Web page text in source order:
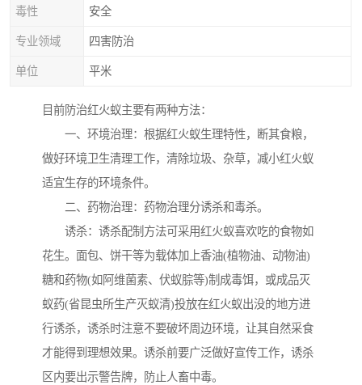
毒性 安全
专业领域 四害防治
单位 平米
目前防治红火蚁主要有两种方法：
一、环境治理：根据红火蚁生理特性，断其食粮，
做好环境卫生清理工作，清除垃圾、杂草，减小红火蚁
适宜生存的环境条件。
二、药物治理：药物治理分诱杀和毒杀。
诱杀：诱杀配制方法可采用红火蚁喜欢吃的食物如
花生。面包、饼干等为载体加上香油(植物油、动物油)
糖和药物(如阿维菌素、伏蚁腙等)制成毒饵，或成品灭
蚁药(省昆虫所生产灭蚁清)投放在红火蚁出没的地方进
行诱杀，诱杀时注意不要破坏周边环境，让其自然采食
才能得到理想效果。诱杀前要广泛做好宣传工作，诱杀
区内要出示警告牌，防止人畜中毒。